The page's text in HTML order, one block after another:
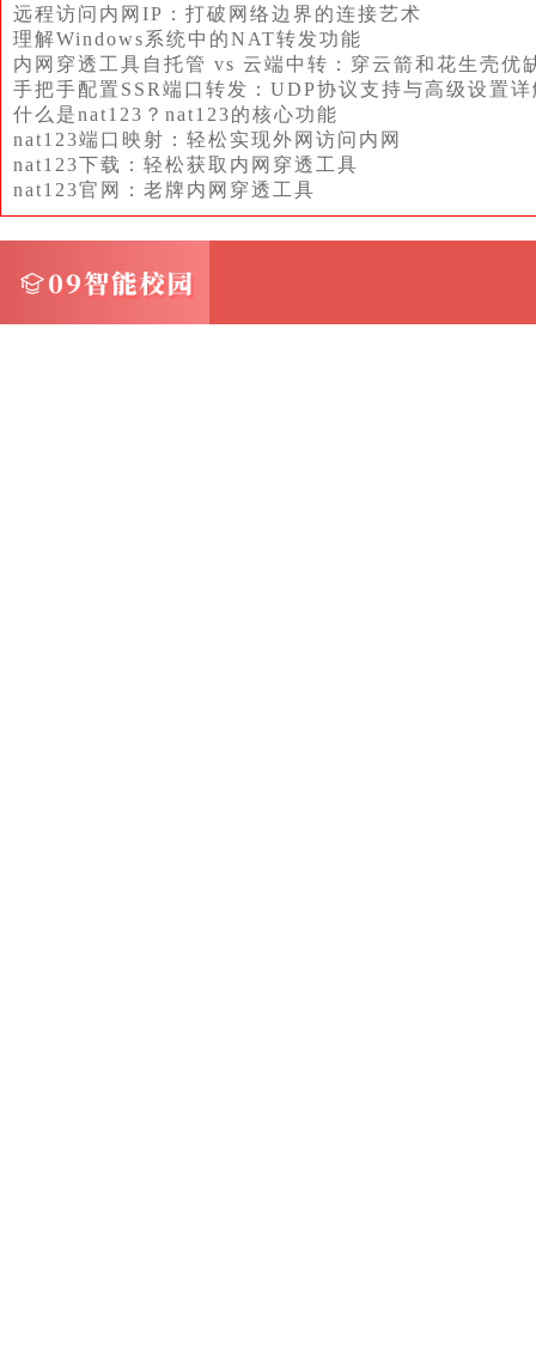
如果没有权限，可能需要联系系统管理员或IT
3.打开文件夹：双击文件夹图标或使用命令行
在Windows系统中，可以直接在文件资源管理
统中，可以使用命令行工具导航到文件夹路径
份文件
远程访问内网IP：打破网络边界的连接艺术
理解Windows系统中的NAT转发功能
内网穿透工具自托管 vs 云端中转：穿云箭和花生壳优
手把手配置SSR端口转发：UDP协议支持与高级设置详
什么是nat123？nat123的核心功能
nat123端口映射：轻松实现外网访问内网
nat123下载：轻松获取内网穿透工具
nat123官网：老牌内网穿透工具